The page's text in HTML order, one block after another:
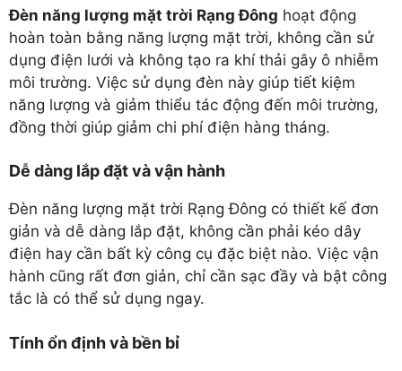
Đèn năng lượng mặt trời Rạng Đông hoạt động
hoàn toàn bằng năng lượng mặt trời, không cần sử
dụng điện lưới và không tạo ra khí thải gây ô nhiễm
môi trường. Việc sử dụng đèn này giúp tiết kiệm
năng lượng và giảm thiểu tác động đến môi trường,
đồng thời giúp giảm chi phí điện hàng tháng.
Dễ dàng lắp đặt và vận hành
Đèn năng lượng mặt trời Rạng Đông có thiết kế đơn
giản và dễ dàng lắp đặt, không cần phải kéo dây
điện hay cần bất kỳ công cụ đặc biệt nào. Việc vận
hành cũng rất đơn giản, chỉ cần sạc đầy và bật công
tắc là có thể sử dụng ngay.
Tính ổn định và bền bỉ